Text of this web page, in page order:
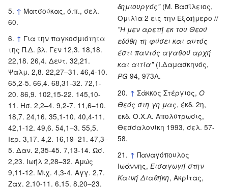
↑ Ματσούκας, ό.π., σελ.
60.
↑ Για την παγκοσμιότητα
της Π.Δ. βλ. Γεν 12,3. 18,18.
22,18. 26,4. Δευτ. 32,21.
Ψαλμ. 2,8. 22,27–31. 46,4-10.
65,2-5. 66,4. 68,31-32. 72,1-
20. 86,9. 102,15-22. 145,10-
11. Ησ. 2,2–4. 9,2-7. 11,6–10.
18,7. 24,16. 35,1-10. 40,4-11.
42,1-12. 49,6. 54,1–3. 55,5.
Ιερ. 3,17. 4,2. 16,19–21. 47,3–
5. Δαν. 2,35-45. 7,13-14. Ωσ.
2,23. Ιωήλ 2,28–32. Αμώς
9,11-12. Μιχ. 4,3-4. Αγγ. 2,7.
Ζαχ. 2,10-11. 6,15. 8,20–23.
δημιουργός"(Μ. Βασίλειος,
Ομιλία 2 εις την Εξαήμερο //
"Η μεν αρετή εκ του Θεού
εδόθη τη φύσει και αυτός
έστι παντός αγαθού αρχή
και αιτία"(Ι.Δαμασκηνός,
PG 94, 973Α.
↑ Σάκκος Στέργιος,Ο
Θεός στη γη μας, έκδ. 2η,
εκδ. Ο.Χ.Α. Απολύτρωσις,
Θεσσαλονίκη 1993, σελ. 57-
58.
↑ Παναγόπουλος
Ιωάννης,Εισαγωγή στην
Καινή Διαθήκη, Ακρίτας,